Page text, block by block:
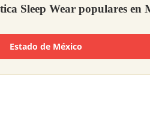
Sleep Wear populares en
Estado de México